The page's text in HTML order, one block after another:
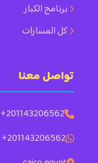
برنامج الكبار
كل المسارات
تواصل معنا
+201143206562
+201143206562